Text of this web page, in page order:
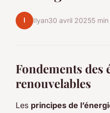
I Ilyan30 avril 20255
Fondements des
renouvelables
Les principes de